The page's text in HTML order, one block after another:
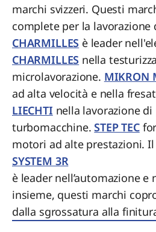
marchi svizzeri. Questi
complete per la
CHARMILLES è leader
CHARMILLES nella
microlavorazione. MIKRON
ad alta velocità e nella
LIECHTI nella lavorazione
turbomacchine.STEP TEC
motori ad alte prestazioni.
SYSTEM 3R
è leader nell’automazione
insieme, questi marchi
dalla sgrossatura alla